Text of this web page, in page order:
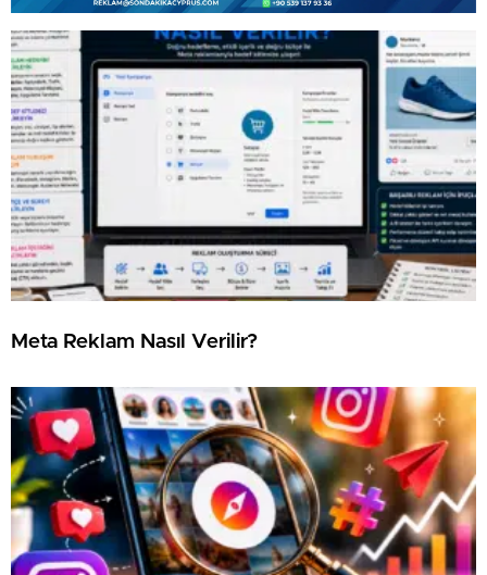
Meta Reklam Nasıl Verilir?